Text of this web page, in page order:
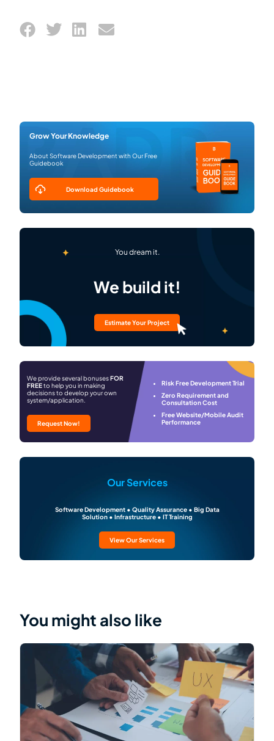
Grow Your Knowledge
About Software Development with Our Free
Guidebook
Download Guidebook
You dream it.
We build it!
Estimate Your Project
We provide several bonusesFOR
FREEto help you in making
decisions to develop your own
system/application.
Request Now!
Risk Free Development Trial
Zero Requirement and
Consultation Cost
Free Website/Mobile Audit
Performance
Our Services
Software Development • Quality Assurance • Big Data
Solution • Infrastructure • IT Training
View Our Services
You might also like